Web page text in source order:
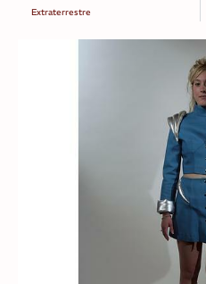
Extraterrestre